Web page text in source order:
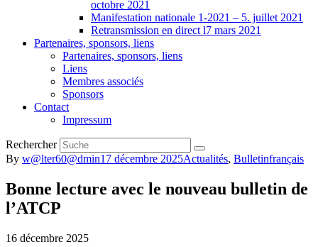
octobre 2021
Manifestation nationale 1-2021 – 5. juillet 2021
Retransmission en direct l7 mars 2021
Partenaires, sponsors, liens
Partenaires, sponsors, liens
Liens
Membres associés
Sponsors
Contact
Impressum
Rechercher
By w@lter60@dmin17 décembre 2025Actualités, Bulletinfrançais
Bonne lecture avec le nouveau bulletin de
l’ATCP
16 décembre 2025